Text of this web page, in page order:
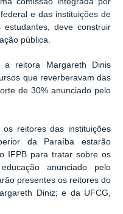
e das instituições de
deve construir
pública.
reitora Margareth Dinis
que reverberavam das
de 30% anunciado pelo
reitores das instituições
da Paraíba estarão
IFPB para tratar sobre os
anunciado pelo
presentes os reitores do
Diniz; e da UFCG,